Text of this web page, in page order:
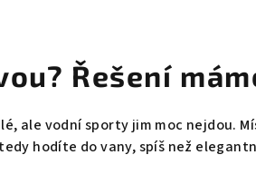
Řešení
ale vodní sporty jim moc nejdou.
hodíte do vany, spíš než